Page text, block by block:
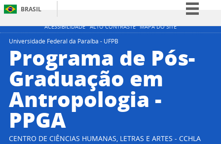
ACESSIBILIDADE ALTO CONTRASTE MAPA DO SITE
BRASIL
Simplifique!
Participe
Legislação
Canais
Universidade Federal da Paraíba - UFPB
Programa de Pós-
Graduação em
Antropologia -
PPGA
CENTRO DE CIÊNCIAS HUMANAS, LETRAS E ARTES - CCHLA